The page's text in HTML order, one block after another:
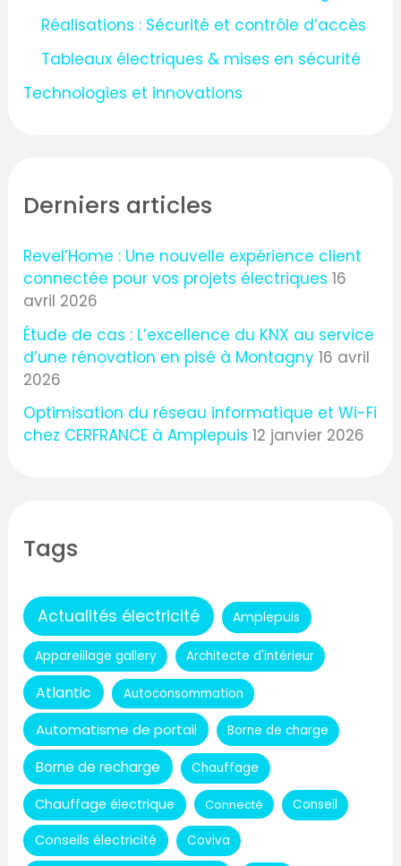
Réalisations : Sécurité et contrôle d’accès
Tableaux électriques & mises en sécurité
Technologies et innovations
Derniers articles
Revel’Home : Une nouvelle expérience client
connectée pour vos projets électriques 16
avril 2026
Étude de cas : L’excellence du KNX au service
d’une rénovation en pisé à Montagny 16 avril
2026
Optimisation du réseau informatique et Wi-Fi
chez CERFRANCE à Amplepuis 12 janvier 2026
Tags
Actualités électricité Amplepuis
Appareillage gallery Architecte d'intérieur
Atlantic Autoconsommation
Automatisme de portail Borne de charge
Borne de recharge Chauffage
Chauffage électrique Connecté Conseil
Conseils électricité Coviva